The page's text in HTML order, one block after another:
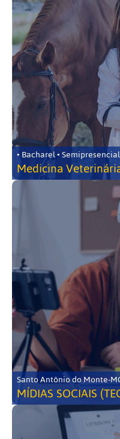
• Bacharel • Semipresencial
Medicina
MÍDIAS SOCIAIS